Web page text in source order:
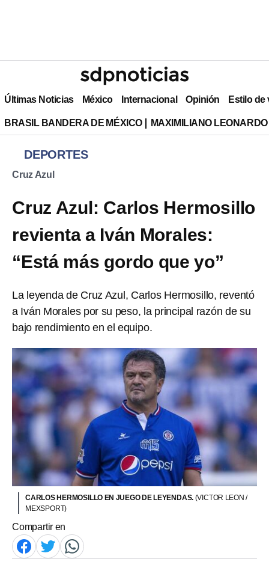
Últimas Noticias México Internacional Opinión Estilo de
BRASIL BANDERA DE MÉXICO MAXIMILIANO
DEPORTES
Cruz Azul
Cruz Azul: Carlos Hermosillo
revienta a Iván Morales:
“Está más gordo que yo”
La leyenda de Cruz Azul, Carlos Hermosillo, reventó
a Iván Morales por su peso, la principal razón de su
bajo rendimiento en el equipo.
CARLOS HERMOSILLO EN JUEGO DE LEYENDAS. (VICTOR LEON /
MEXSPORT)
Compartir en